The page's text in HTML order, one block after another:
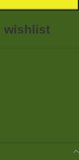
wishlist